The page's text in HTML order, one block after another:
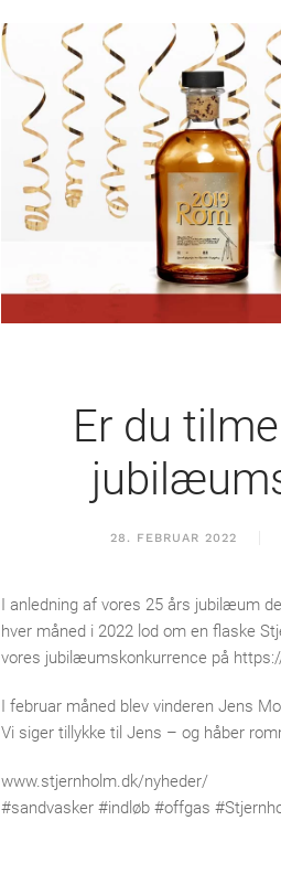
Er du
28. FEBRUAR 2022
I anledning af vores 25 års jubilæum
hver måned i 2022 lod om en flaske
vores jubilæumskonkurrence på
I februar måned blev vinderen Jens
Vi siger tillykke til Jens – og håber
www.stjernholm.dk/nyheder/
#sandvasker #indløb #offgas